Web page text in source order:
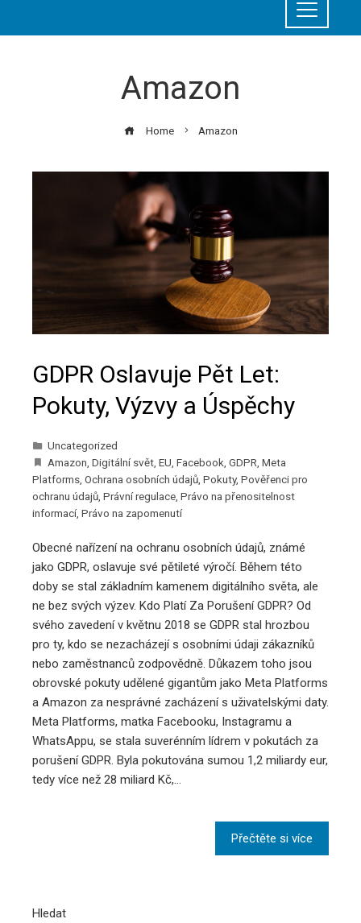
Amazon
Home Amazon
GDPR Oslavuje Pět Let:
Pokuty, Výzvy a Úspěchy
Uncategorized
Amazon, Digitální svět, EU, Facebook, GDPR, Meta
Platforms, Ochrana osobních údajů, Pokuty, Pověřenci pro
ochranu údajů, Právní regulace, Právo na přenositelnost
informací, Právo na zapomenutí
Obecné nařízení na ochranu osobních údajů, známé
jako GDPR, oslavuje své pětileté výročí. Během této
doby se stal základním kamenem digitálního světa, ale
ne bez svých výzev. Kdo Platí Za Porušení GDPR? Od
svého zavedení v květnu 2018 se GDPR stal hrozbou
pro ty, kdo se nezacházejí s osobními údaji zákazníků
nebo zaměstnanců zodpovědně. Důkazem toho jsou
obrovské pokuty udělené gigantům jako Meta Platforms
a Amazon za nesprávné zacházení s uživatelskými daty.
Meta Platforms, matka Facebooku, Instagramu a
WhatsAppu, se stala suverénním lídrem v pokutách za
porušení GDPR. Byla pokutována sumou 1,2 miliardy eur,
tedy více než 28 miliard Kč,…
Přečtěte si více
Hledat